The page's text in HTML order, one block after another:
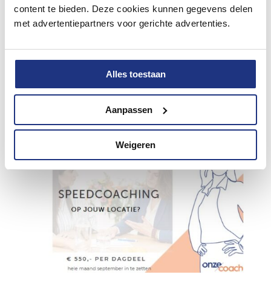
content te bieden. Deze cookies kunnen gegevens delen
met advertentiepartners voor gerichte advertenties.
Alles toestaan
Aanpassen
Weigeren
een gezonde en productieve
werkomgeving. Steeds meer organisaties
aanpakken om hun medewerkers te